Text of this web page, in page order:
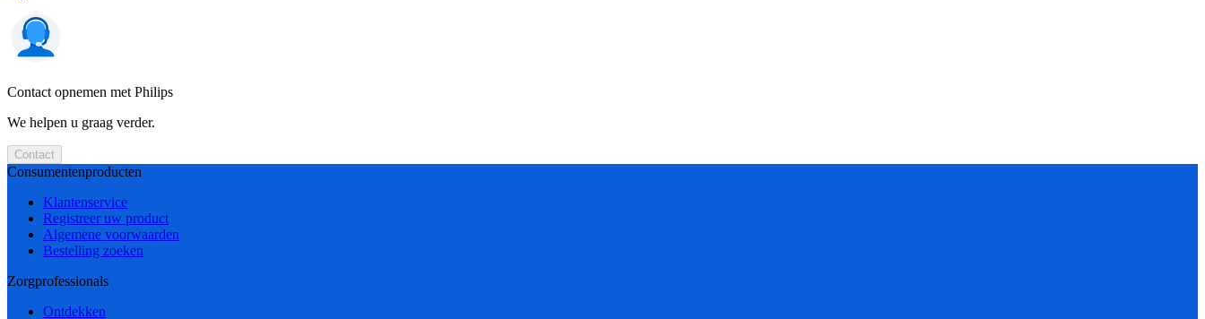
Contact opnemen met Philips
We helpen u graag verder.
Contact
Consumentenproducten
Klantenservice
Registreer uw product
Algemene voorwaarden
Bestelling zoeken
Zorgprofessionals
Ontdekken